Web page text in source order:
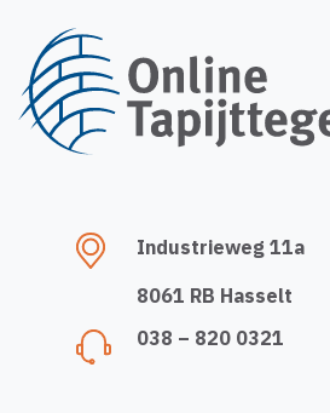
Industrieweg 11a
8061 RB Hasselt
038 – 820 0321